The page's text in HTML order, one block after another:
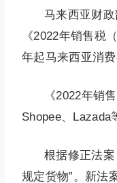
马来西亚财
《2022年销售税
年起马来西亚消
《2022年销
Shopee、Lazada
根据修正法
规定货物”。新法